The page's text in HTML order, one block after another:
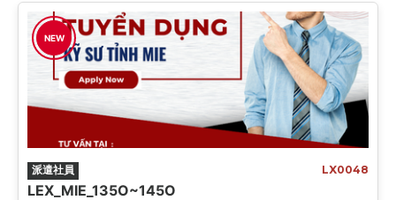
NEW
派遣社員 LX0048
LEX_MIE_135O~145O